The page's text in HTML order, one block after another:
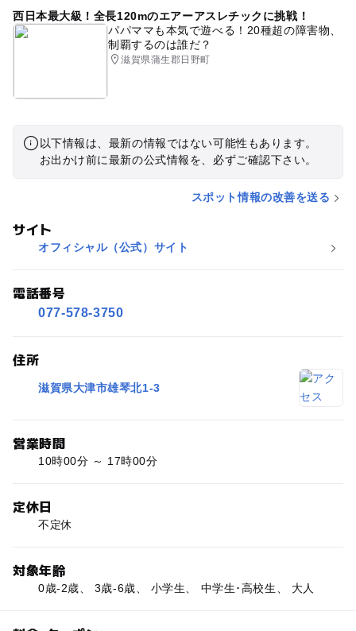
西日本最大級！全長120mのエアーアスレチックに挑戦！
パパママも本気で遊べる！20種超の障害物、
制覇するのは誰だ？
滋賀県蒲生郡日野町
以下情報は、最新の情報ではない可能性もあります。
お出かけ前に最新の公式情報を、必ずご確認下さい。
スポット情報の改善を送る
サイト
オフィシャル（公式）サイト
電話番号
077-578-3750
住所
滋賀県大津市雄琴北1-3
営業時間
10時00分 ～ 17時00分
定休日
不定休
対象年齢
0歳-2歳、 3歳-6歳、 小学生、 中学生･高校生、 大人